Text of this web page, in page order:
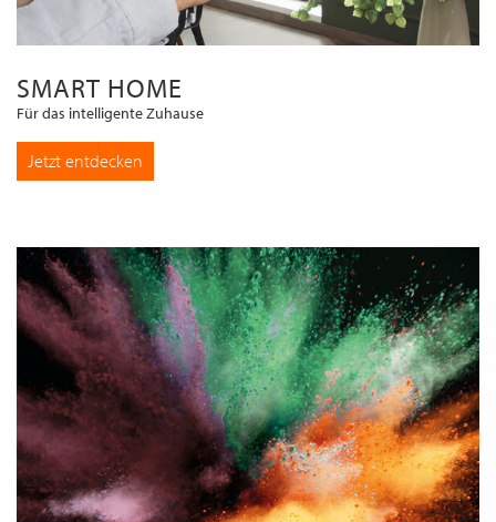
SMART HOME
Für das intelligente Zuhause
Jetzt entdecken